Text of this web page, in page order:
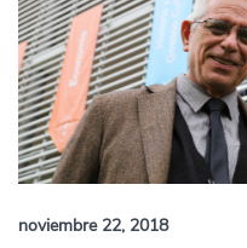
noviembre 22, 2018